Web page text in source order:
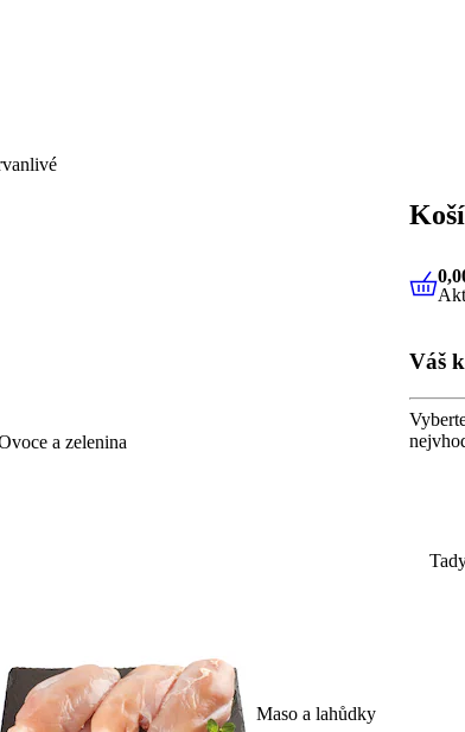
a zelenina
Maso a lahůdky
Váš